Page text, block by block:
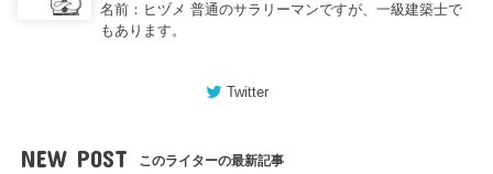
名前：ヒヅメ 普通のサラリーマンですが、一級建築士で
もあります。
Twitter
NEW POST このライターの最新記事